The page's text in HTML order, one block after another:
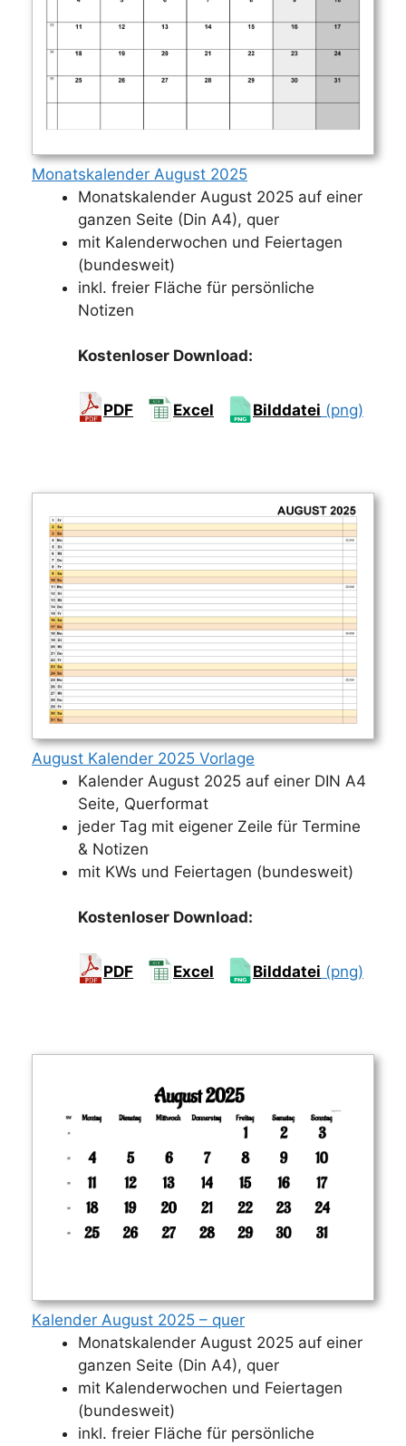
Monatskalender August 2025
Monatskalender August 2025 auf einer
ganzen Seite (Din A4), quer
mit Kalenderwochen und Feiertagen
(bundesweit)
inkl. freier Fläche für persönliche
Notizen
Kostenloser Download:
PDF Excel Bilddatei (png)
August Kalender 2025 Vorlage
Kalender August 2025 auf einer DIN A4
Seite, Querformat
jeder Tag mit eigener Zeile für Termine
& Notizen
mit KWs und Feiertagen (bundesweit)
Kostenloser Download:
PDF Excel Bilddatei (png)
Kalender August 2025 – quer
Monatskalender August 2025 auf einer
ganzen Seite (Din A4), quer
mit Kalenderwochen und Feiertagen
(bundesweit)
inkl. freier Fläche für persönliche